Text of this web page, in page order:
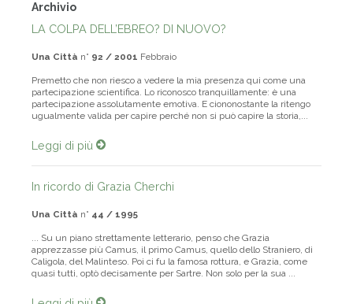
Archivio
LA COLPA DELL’EBREO? DI NUOVO?
Una Città n° 92 / 2001 Febbraio
Premetto che non riesco a vedere la mia presenza qui come una
partecipazione scientifica. Lo riconosco tranquillamente: è una
partecipazione assolutamente emotiva. E ciononostante la ritengo
ugualmente valida per capire perché non si può capire la storia,...
Leggi di più
In ricordo di Grazia Cherchi
Una Città n° 44 / 1995
... Su un piano strettamente letterario, penso che Grazia
apprezzasse più Camus, il primo Camus, quello dello Straniero, di
Caligola, del Malinteso. Poi ci fu la famosa rottura, e Grazia, come
quasi tutti, optò decisamente per Sartre. Non solo per la sua ...